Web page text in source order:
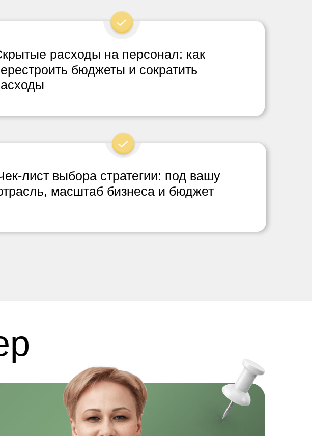
лист выбора стратегии: под вашу
масштаб бизнеса и бюджет
расходы на персонал: как
бюджеты и сократить